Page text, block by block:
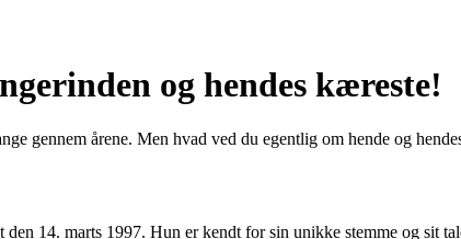
og hendes kæreste!
gennem årene. Men hvad ved du egentlig om hende og
14. marts 1997. Hun er kendt for sin unikke stemme og sit